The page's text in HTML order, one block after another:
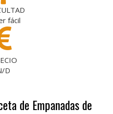
fácil
D
de Empanadas de